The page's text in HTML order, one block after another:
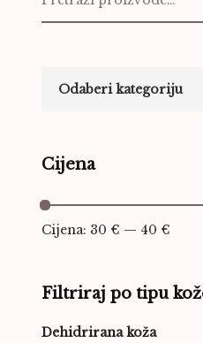
Cijena
Cijena: 30 € — 40 €
Filtriraj po tipu
Dehidrirana koža